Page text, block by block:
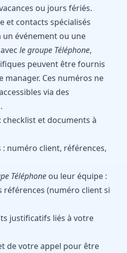
ou jours fériés.
et contacts spécialisés
un événement ou une
le groupe Téléphone,
peuvent être fournis
manager. Ces numéros ne
via des
et documents à
numéro client, références,
Téléphone ou leur équipe :
références (numéro client si
justificatifs liés à votre
de votre appel pour être